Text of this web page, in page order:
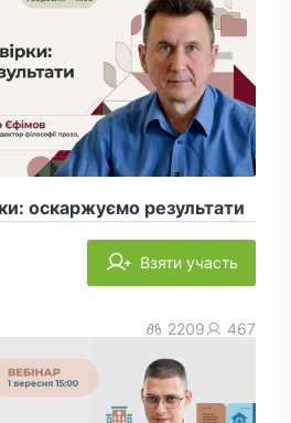
оскаржуємо результати
Взяти участь
2209 467